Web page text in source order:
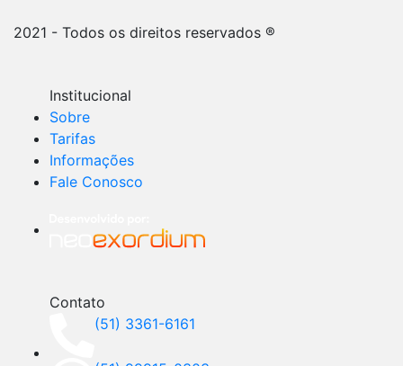
2021 - Todos os direitos reservados ®
Institucional
Sobre
Tarifas
Informações
Fale Conosco
Contato
(51) 3361-6161